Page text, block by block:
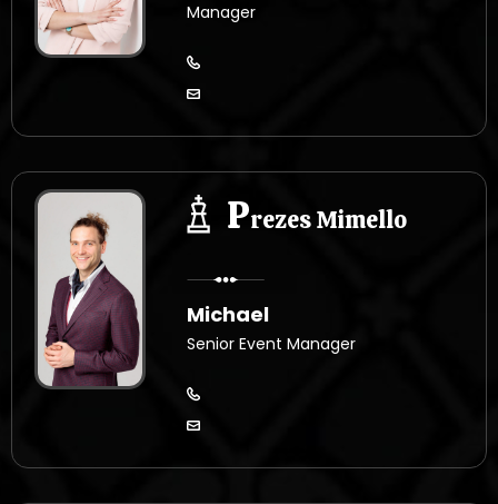
w
Manager
Prezes Mimello
Michael
Senior Event Manager